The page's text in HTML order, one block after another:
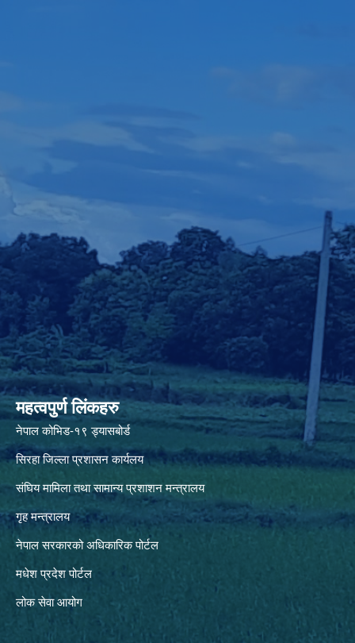
महत्वपुर्ण लिंकहरु
नेपाल कोभिड-१९ ड्यासबोर्ड
सिरहा जिल्ला प्रशासन कार्यलय
संघिय मामिला तथा सामान्य प्रशाशन मन्त्रालय
गृह मन्त्रालय
नेपाल सरकारको अधिकारिक पोर्टल
मधेश प्रदेश पोर्टल
लोक सेवा आयोग